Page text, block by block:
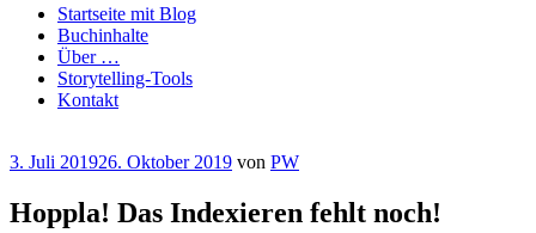
Startseite mit Blog
Buchinhalte
Über …
Storytelling-Tools
Kontakt
Veröffentlicht
3. Juli 201926. Oktober 2019 von PW
Hoppla! Das Indexieren fehlt noch!